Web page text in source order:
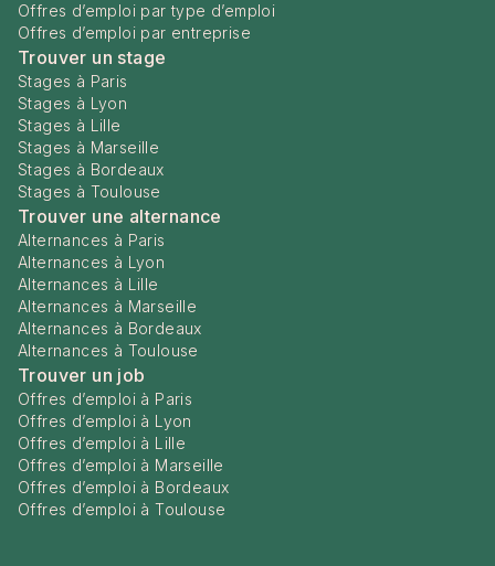
Offres d’emploi par type d’emploi
Offres d’emploi par entreprise
Trouver un stage
Stages à Paris
Stages à Lyon
Stages à Lille
Stages à Marseille
Stages à Bordeaux
Stages à Toulouse
Trouver une alternance
Alternances à Paris
Alternances à Lyon
Alternances à Lille
Alternances à Marseille
Alternances à Bordeaux
Alternances à Toulouse
Trouver un job
Offres d’emploi à Paris
Offres d’emploi à Lyon
Offres d’emploi à Lille
Offres d’emploi à Marseille
Offres d’emploi à Bordeaux
Offres d’emploi à Toulouse